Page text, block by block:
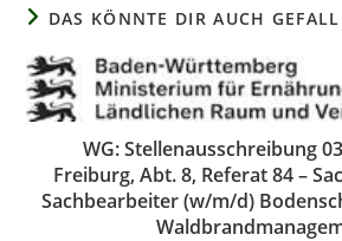
DAS KÖNNTE DIR AUCH
WG: Stellenausschreibung
Freiburg, Abt. 8, Referat 84 –
Sachbearbeiter (w/m/d)